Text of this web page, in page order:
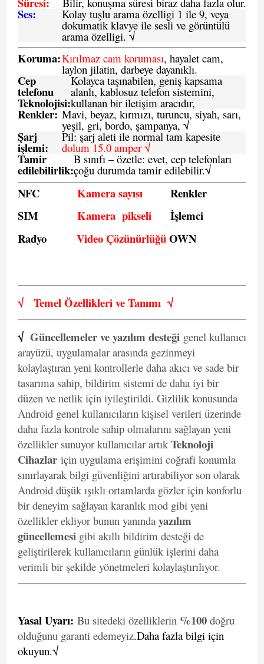
Ses: Kolay tuşlu arama özelligi 1 ile 9, veya
dokumatik klavye ile sesli ve görüntülü
arama özelligi. √
Koruma:Kırılmaz cam koruması, hayalet cam,
laylon jilatin, darbeye dayanıklı.
Cep
telefonu
Teknolojisi:
Kolayca taşınabilen, geniş kapsama
alanlı, kablosuz telefon sistemini,
kullanan bir iletişim aracıdır,
Renkler: Mavi, beyaz, kırmızı, turuncu, siyah, sarı,
yeşil, gri, bordo, şampanya, √
Şarj
işlemi:
Pil: şarj aleti ile normal tam kapesite
dolum 15.0 amper √
Tamir
edilebilirlik:
B sınıfı – özetle: evet, cep telefonları
çoğu durumda tamir edilebilir.√
NFC Kamera sayısı
Renkler
SIM
Kamera pikseli
İşlemci
Radyo
Video ÇözünürlüğüOWN
√ Temel Özellikleri veTanımı √
√ Güncellemeler ve yazılım desteği genel kullanıcı
arayüzü, uygulamalar arasında gezinmeyi
kolaylaştıran yeni kontrollerle daha akıcı ve sade bir
tasarıma sahip, bildirim sistemi de daha iyi bir
düzen ve netlik için iyileştirildi. Gizlilik konusunda
Android genel kullanıcıların kişisel verileri üzerinde
daha fazla kontrole sahip olmalarını sağlayan yeni
özellikler sunuyor kullanıcılar artıkTeknoloji
Cihazlar için uygulama erişimini coğrafi konumla
sınırlayarak bilgi güvenliğini artırabiliyor son olarak
Android düşük ışıklı ortamlarda gözler için konforlu
bir deneyim sağlayan karanlık mod gibi yeni
özellikler ekliyor bunun yanında yazılım
güncellemesi gibi akıllı bildirim desteği de
geliştirilerek kullanıcıların günlük işlerini daha
verimli bir şekilde yönetmeleri kolaylaştırılıyor.
Yasal Uyarı: Bu sitedeki özelliklerin %100 doğru
olduğunu garanti edemeyiz.Daha fazla bilgi için
okuyun.√